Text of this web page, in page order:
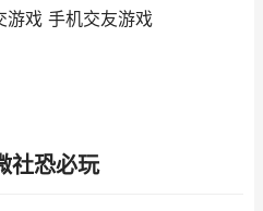
游戏 手机交友游戏
社恐必玩